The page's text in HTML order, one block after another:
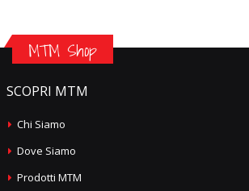
MTM Shop
SCOPRI MTM
Chi Siamo
Dove Siamo
Prodotti MTM